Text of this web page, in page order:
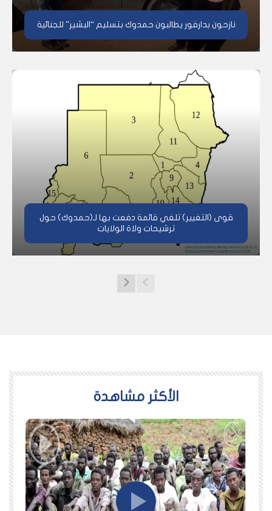
نازحون بدارفور يطالبون حمدوك بتسليم “البشير” للجنائية
قوى (التغيير) تلغي قائمة دفعت بها لـ(حمدوك) حول
ترشيحات ولاة الولايات
اﻷكثر مشاهدة